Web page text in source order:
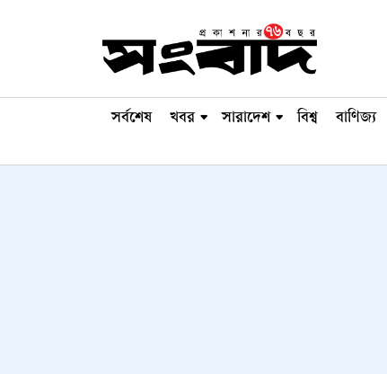
সর্বশেষ খবর সারাদেশ বিশ্ব বাণিজ্য